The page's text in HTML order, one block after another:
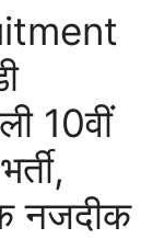
10वीं
नजदीक